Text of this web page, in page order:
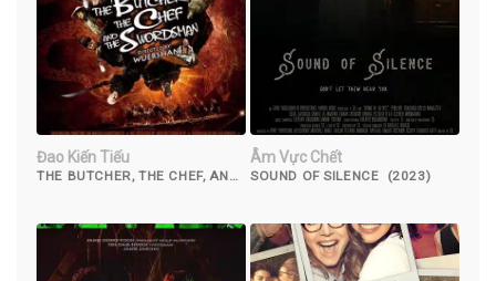
Đao Kiến Tiếu
THE BUTCHER, THE CHEF, AND
Âm Vực Chết
SOUND OF SILENCE (2023)